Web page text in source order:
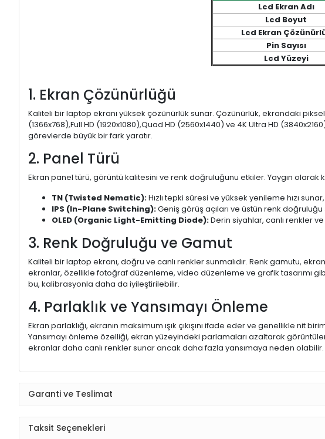
Lcd Ekran Adı
Lcd Boyut
Lcd Ekran
Pin Sayısı
Lcd Yüzeyi
1. Ekran Çözünürlüğü
Kaliteli bir laptop ekranı yüksek çözünürlük sunar. Çözünürlük, ekrandaki
(1366x768),Full HD (1920x1080),Quad HD (2560x1440) ve 4K Ultra HD
görevlerde büyük bir fark yaratır.
2. Panel Türü
Ekran panel türü, görüntü kalitesini ve renk doğruluğunu etkiler. Yaygın olarak
TN (Twisted Nematic):Hızlı tepki süresi ve yüksek yenileme hızı
IPS (In-Plane Switching):Geniş görüş açıları ve üstün renk
OLED (Organic Light-Emitting Diode):Derin siyahlar, canlı renkler
3. Renk Doğruluğu ve Gamut
Kaliteli bir laptop ekranı, doğru ve canlı renkler sunmalıdır. Renk gamutu,
ekranlar, özellikle fotoğraf düzenleme, video düzenleme ve grafik tasarımı
bu, kalibrasyonla daha da iyileştirilebilir.
4. Parlaklık ve Yansımayı Önleme
Ekran parlaklığı, ekranın maksimum ışık çıkışını ifade eder ve genellikle nit
Yansımayı önleme özelliği, ekran yüzeyindeki parlamaları azaltarak
ekranlar daha canlı renkler sunar ancak daha fazla yansımaya neden olabilir.
Garanti ve Teslimat
Taksit Seçenekleri